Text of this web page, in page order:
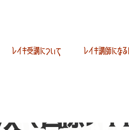
レイキ受講について レイキ講師になる
ス（国際レ